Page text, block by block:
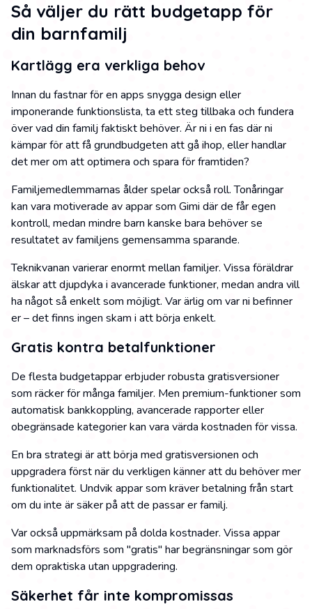
Så väljer du rätt budgetapp för
din barnfamilj
Kartlägg era verkliga behov
Innan du fastnar för en apps snygga design eller
imponerande funktionslista, ta ett steg tillbaka och fundera
över vad din familj faktiskt behöver. Är ni i en fas där ni
kämpar för att få grundbudgeten att gå ihop, eller handlar
det mer om att optimera och spara för framtiden?
Familjemedlemmarnas ålder spelar också roll. Tonåringar
kan vara motiverade av appar som Gimi där de får egen
kontroll, medan mindre barn kanske bara behöver se
resultatet av familjens gemensamma sparande.
Teknikvanan varierar enormt mellan familjer. Vissa föräldrar
älskar att djupdyka i avancerade funktioner, medan andra vill
ha något så enkelt som möjligt. Var ärlig om var ni befinner
er – det finns ingen skam i att börja enkelt.
Gratis kontra betalfunktioner
De flesta budgetappar erbjuder robusta gratisversioner
som räcker för många familjer. Men premium-funktioner som
automatisk bankkoppling, avancerade rapporter eller
obegränsade kategorier kan vara värda kostnaden för vissa.
En bra strategi är att börja med gratisversionen och
uppgradera först när du verkligen känner att du behöver mer
funktionalitet. Undvik appar som kräver betalning från start
om du inte är säker på att de passar er familj.
Var också uppmärksam på dolda kostnader. Vissa appar
som marknadsförs som "gratis" har begränsningar som gör
dem opraktiska utan uppgradering.
Säkerhet får inte kompromissas